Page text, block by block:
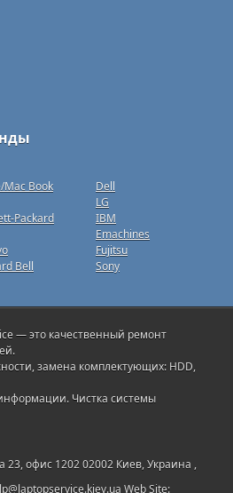
Mac Book
Packard
Bell
Dell
LG
IBM
Emachines
Fujitsu
Sony
— это качественный ремонт
замена комплектующих: HDD,
Чистка системы
23, офис 1202 02002 Киев, Украина ,
Web Site: